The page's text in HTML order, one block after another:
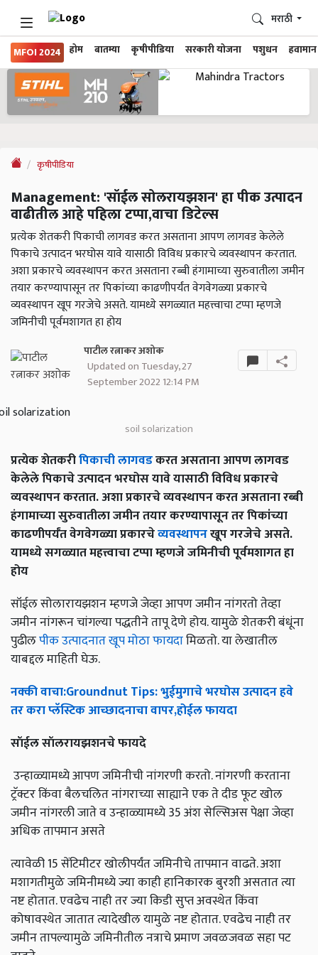
MFOI 2024 होम बातम्या कृषीपीडिया सरकारी योजना पशुधन हवामान
मराठी
कृषीपीडिया
Management: 'सॉईल सोलरायझशन' हा पीक उत्पादन
वाढीतील आहे पहिला टप्पा,वाचा डिटेल्स
प्रत्येक शेतकरी पिकाची लागवड करत असताना आपण लागवड केलेले
पिकाचे उत्पादन भरघोस यावे यासाठी विविध प्रकारचे व्यवस्थापन करतात.
अशा प्रकारचे व्यवस्थापन करत असताना रब्बी हंगामाच्या सुरुवातीला जमीन
तयार करण्यापासून तर पिकांच्या काढणीपर्यंत वेगवेगळ्या प्रकारचे
व्यवस्थापन खूप गरजेचे असते. यामध्ये सगळ्यात महत्त्वाचा टप्पा म्हणजे
जमिनीची पूर्वमशागत हा होय
पाटील रत्नाकर अशोक
Updated on Tuesday, 27
September 2022 12:14 PM
soil solarization
प्रत्येक शेतकरीपिकाची लागवडकरत असताना आपण लागवड
केलेले पिकाचे उत्पादन भरघोस यावे यासाठी विविध प्रकारचे
व्यवस्थापन करतात. अशा प्रकारचे व्यवस्थापन करत असताना रब्बी
हंगामाच्या सुरुवातीला जमीन तयार करण्यापासून तर पिकांच्या
काढणीपर्यंत वेगवेगळ्या प्रकारचेव्यवस्थापनखूप गरजेचे असते.
यामध्ये सगळ्यात महत्त्वाचा टप्पा म्हणजे जमिनीची पूर्वमशागत हा
होय
सॉईल सोलारायझशन म्हणजे जेव्हा आपण जमीन नांगरतो तेव्हा
जमीन नांगरून चांगल्या पद्धतीने तापू देणे होय. यामुळे शेतकरी बंधूंना
पुढीलपीक उत्पादनात खूप मोठा फायदामिळतो. या लेखातील
याबद्दल माहिती घेऊ.
नक्कीवाचा:Groundnut Tips:भुईमुगाचेभरघोसउत्पादनहवे
तरकराप्लॅस्टिकआच्छादनाचावापर,होईलफायदा
सॉईलसॉलरायझशनचेफायदे
उन्हाळ्यामध्ये आपण जमिनीची नांगरणी करतो. नांगरणी करताना
ट्रॅक्टर किंवा बैलचलित नांगराच्या साह्याने एक ते दीड फूट खोल
जमीन नांगरली जाते व उन्हाळ्यामध्ये 35 अंश सेल्सिअस पेक्षा जेव्हा
अधिक तापमान असते
त्यावेळी 15 सेंटिमीटर खोलीपर्यंत जमिनीचे तापमान वाढते. अशा
मशागतीमुळे जमिनीमध्ये ज्या काही हानिकारक बुरशी असतात त्या
नष्ट होतात. एवढेच नाही तर ज्या किडी सुप्त अवस्थेत किंवा
कोषावस्थेत जातात त्यादेखील यामुळे नष्ट होतात. एवढेच नाही तर
जमीन तापल्यामुळे जमिनीतील नत्राचे प्रमाण जवळजवळ सहा पट